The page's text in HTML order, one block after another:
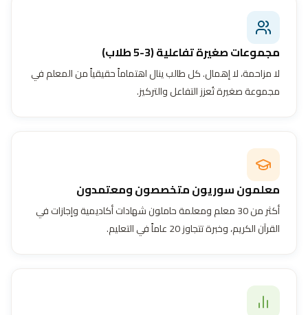
مجموعات صغيرة تفاعلية (3-5 طلاب)
لا مزاحمة، لا إهمال. كل طالب ينال اهتماماً حقيقياً من المعلم في
مجموعة صغيرة تُعزز التفاعل والتركيز.
معلمون سوريون متخصصون ومعتمدون
أكثر من 30 معلم ومعلمة حاملون شهادات أكاديمية وإجازات في
القرآن الكريم، وخبرة تتجاوز 20 عاماً في التعليم.